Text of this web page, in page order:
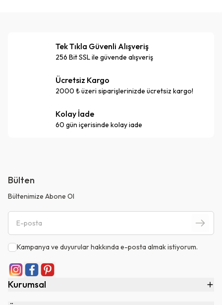
Tek Tıkla Güvenli Alışveriş
256 Bit SSL ile güvende alışveriş
Ücretsiz Kargo
2000 ₺ üzeri siparişlerinizde ücretsiz kargo!
Kolay İade
60 gün içerisinde kolay iade
Bülten
Bültenimize Abone Ol
Kampanya ve duyurular hakkında e-posta almak istiyorum.
Kurumsal